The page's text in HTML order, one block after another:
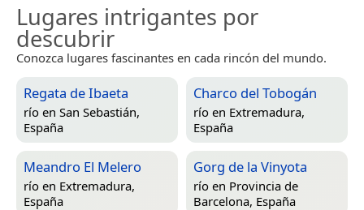
Lugares intrigantes por
descubrir
Conozca lugares fascinantes en cada rincón del mundo.
Regata de Ibaeta
río en San Sebastián,
España
Charco del Tobogán
río en Extremadura,
España
Meandro El Melero
río en Extremadura,
España
Gorg de la Vinyota
río en Provincia de
Barcelona, España